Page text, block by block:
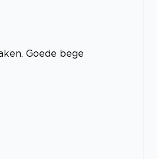
Goede bege